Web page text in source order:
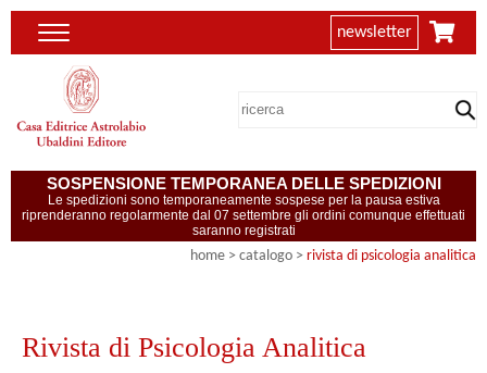
newsletter
SOSPENSIONE TEMPORANEA DELLE SPEDIZIONI
Le spedizioni sono temporaneamente sospese per la pausa estiva
riprenderanno regolarmente dal 07 settembre gli ordini comunque effettuati
saranno registrati
home > catalogo > rivista di psicologia analitica
Rivista di Psicologia Analitica